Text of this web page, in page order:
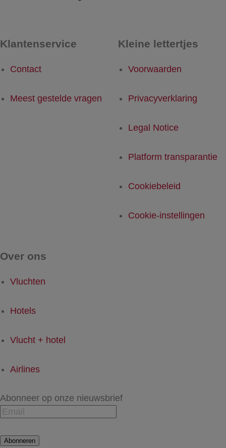
Klantenservice
Contact
Meest gestelde vragen
Kleine lettertjes
Voorwaarden
Privacyverklaring
Legal Notice
Platform transparantie
Cookiebeleid
Cookie-instellingen
Over ons
Vluchten
Hotels
Vlucht + hotel
Airlines
Abonneer op onze nieuwsbrief
Abonneren